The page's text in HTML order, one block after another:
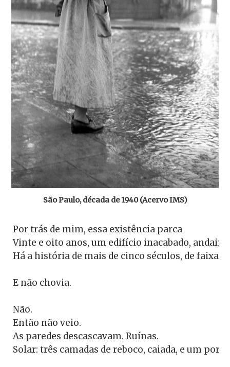
São Paulo, década de 1940 (Acervo IMS)
Por trás de mim, essa existência parca
Vinte e oito anos, um edifício inacabado,
Há a história de mais de cinco séculos, de faixas,
E não chovia.
Não.
Então não veio.
As paredes descascavam. Ruínas.
Solar: três camadas de reboco, caiada, e um